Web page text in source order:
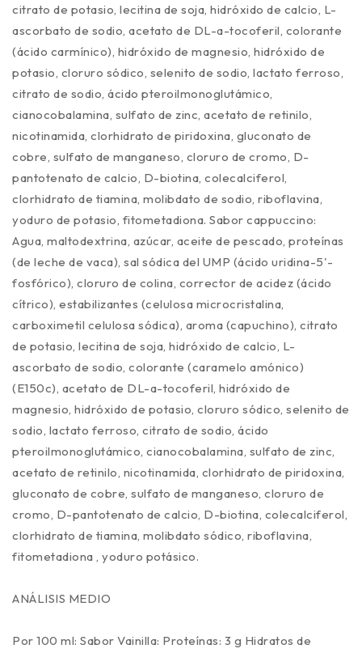
citrato de potasio, lecitina de soja, hidróxido de calcio, L-
ascorbato de sodio, acetato de DL-a-tocoferil, colorante
(ácido carmínico), hidróxido de magnesio, hidróxido de
potasio, cloruro sódico, selenito de sodio, lactato ferroso,
citrato de sodio, ácido pteroilmonoglutámico,
cianocobalamina, sulfato de zinc, acetato de retinilo,
nicotinamida, clorhidrato de piridoxina, gluconato de
cobre, sulfato de manganeso, cloruro de cromo, D-
pantotenato de calcio, D-biotina, colecalciferol,
clorhidrato de tiamina, molibdato de sodio, riboflavina,
yoduro de potasio, fitometadiona. Sabor cappuccino:
Agua, maltodextrina, azúcar, aceite de pescado, proteínas
(de leche de vaca), sal sódica del UMP (ácido uridina-5'-
fosfórico), cloruro de colina, corrector de acidez (ácido
cítrico), estabilizantes (celulosa microcristalina,
carboximetil celulosa sódica), aroma (capuchino), citrato
de potasio, lecitina de soja, hidróxido de calcio, L-
ascorbato de sodio, colorante (caramelo amónico)
(E150c), acetato de DL-a-tocoferil, hidróxido de
magnesio, hidróxido de potasio, cloruro sódico, selenito de
sodio, lactato ferroso, citrato de sodio, ácido
pteroilmonoglutámico, cianocobalamina, sulfato de zinc,
acetato de retinilo, nicotinamida, clorhidrato de piridoxina,
gluconato de cobre, sulfato de manganeso, cloruro de
cromo, D-pantotenato de calcio, D-biotina, colecalciferol,
clorhidrato de tiamina, molibdato sódico, riboflavina,
fitometadiona , yoduro potásico.
ANÁLISIS MEDIO
Por 100 ml: Sabor Vainilla: Proteínas: 3 g Hidratos de